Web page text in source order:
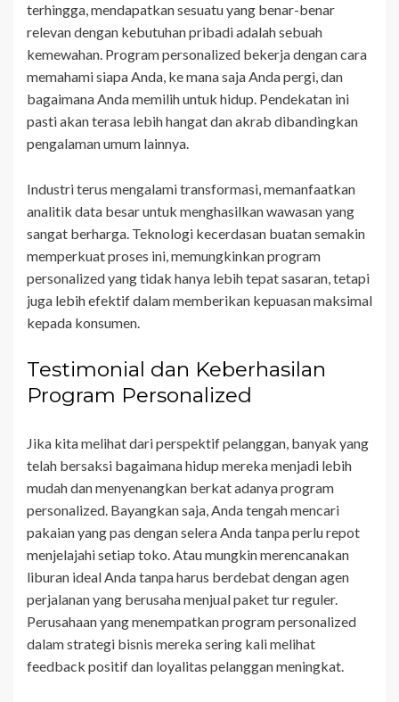
terhingga, mendapatkan sesuatu yang benar-benar
relevan dengan kebutuhan pribadi adalah sebuah
kemewahan. Program personalized bekerja dengan cara
memahami siapa Anda, ke mana saja Anda pergi, dan
bagaimana Anda memilih untuk hidup. Pendekatan ini
pasti akan terasa lebih hangat dan akrab dibandingkan
pengalaman umum lainnya.
Industri terus mengalami transformasi, memanfaatkan
analitik data besar untuk menghasilkan wawasan yang
sangat berharga. Teknologi kecerdasan buatan semakin
memperkuat proses ini, memungkinkan program
personalized yang tidak hanya lebih tepat sasaran, tetapi
juga lebih efektif dalam memberikan kepuasan maksimal
kepada konsumen.
Testimonial dan Keberhasilan
Program Personalized
Jika kita melihat dari perspektif pelanggan, banyak yang
telah bersaksi bagaimana hidup mereka menjadi lebih
mudah dan menyenangkan berkat adanya program
personalized. Bayangkan saja, Anda tengah mencari
pakaian yang pas dengan selera Anda tanpa perlu repot
menjelajahi setiap toko. Atau mungkin merencanakan
liburan ideal Anda tanpa harus berdebat dengan agen
perjalanan yang berusaha menjual paket tur reguler.
Perusahaan yang menempatkan program personalized
dalam strategi bisnis mereka sering kali melihat
feedback positif dan loyalitas pelanggan meningkat.